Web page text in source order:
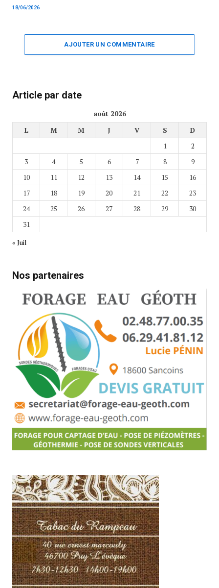
18/06/2026
AJOUTER UN COMMENTAIRE
Article par date
août 2026
L
M M J V S
D
1
2
3
4 5 6 7 8
9
10
11 12 13 14 15
16
17
18 19 20 21 22
23
24
25 26 27 28 29
30
31
« Juil
Nos partenaires